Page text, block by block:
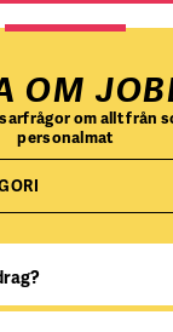
OM
om allt från
personalmat